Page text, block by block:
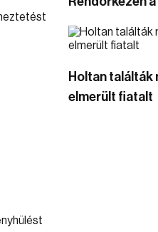
Holtan találták
elmerült fiatalt